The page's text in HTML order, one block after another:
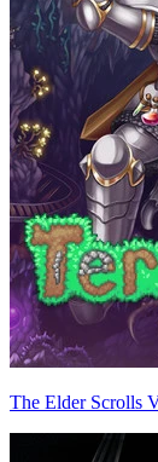
The Elder Scrolls